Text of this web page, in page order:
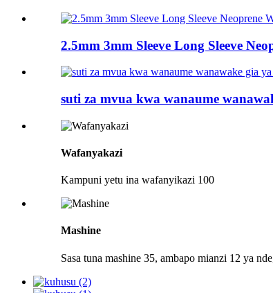
2.5mm 3mm Sleeve Long Sleeve
suti za mvua kwa wanaume
Wafanyakazi
Kampuni yetu ina wafanyikazi 100
Mashine
Sasa tuna mashine 35, ambapo mianzi 12 ya